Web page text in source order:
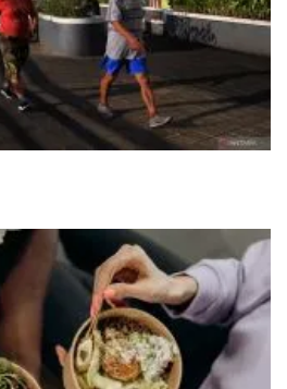
puasa bagi orang berusia